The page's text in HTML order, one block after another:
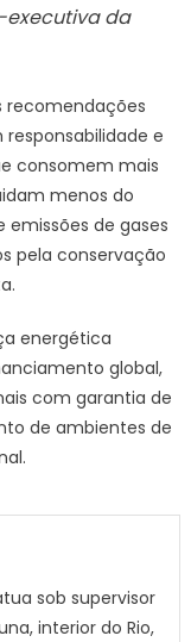
executiva da
recomendações
e
consomem mais
menos do
de gases
pela conservação
energética
global,
com garantia de
de ambientes de
sob supervisor
interior do Rio,